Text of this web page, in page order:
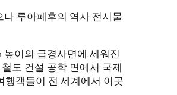
루아페후의 역사 전시물
높이의 급경사면에 세워진
도 건설 공학 면에서 국제
행객들이 전 세계에서 이곳